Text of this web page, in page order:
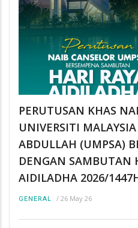
PERUTUSAN KHAS
UNIVERSITI
ABDULLAH (UMPSA)
DENGAN SAMBUTAN
AIDILADHA 2026/
GENERAL / 26 May 26